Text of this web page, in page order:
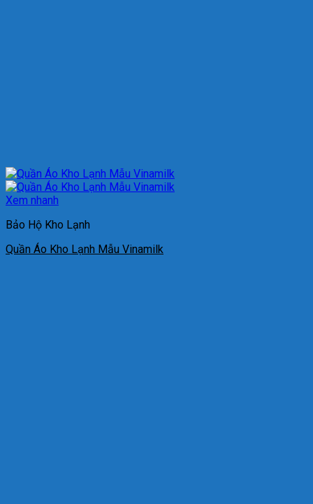
Xem nhanh
Bảo Hộ Kho Lạnh
Quần Áo Kho Lạnh Mẫu Vinamilk